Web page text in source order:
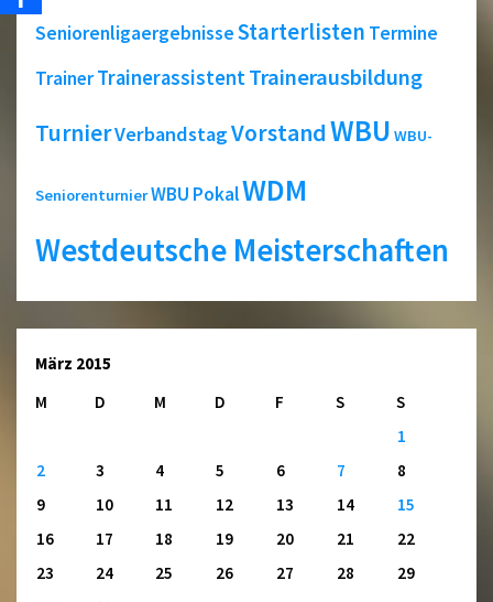
SeniorenligaergebnisseStarterlisten Termine
TrainerTrainerassistentTrainerausbildung
TurnierVerbandstagVorstandWBU WBU-
SeniorenturnierWBU PokalWDM
Westdeutsche Meisterschaften
März 2015
M
D M D F S
S
1
2
3 4 5 6 7
8
9
10 11 12 13 14
15
16
17 18 19 20 21
22
23
24 25 26 27 28
29